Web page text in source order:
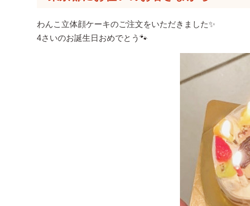
わんこ立体顔ケーキのご注文をいただきました✨
4さいのお誕生日おめでとう🐾